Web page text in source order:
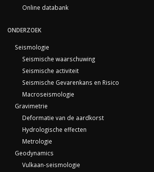
Online databank
ONDERZOEK
Seismologie
Seismische waarschuwing
Seismische activiteit
Seismische Gevarenkans en Risico
Macroseismologie
Gravimetrie
Deformatie van de aardkorst
Hydrologische effecten
Metrologie
Geodynamics
Vulkaan-seismologie